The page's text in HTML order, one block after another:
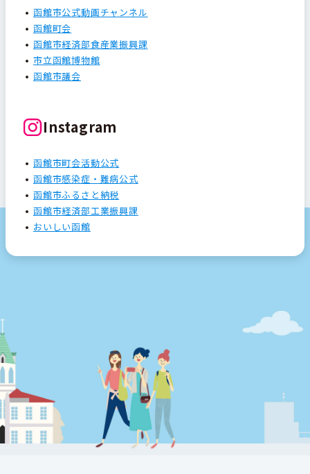
函館市公式動画チャンネル
函館町会
函館市経済部食産業振興課
市立函館博物館
函館市議会
Instagram
函館市町会活動公式
函館市感染症・難病公式
函館市ふるさと納税
函館市経済部工業振興課
おいしい函館